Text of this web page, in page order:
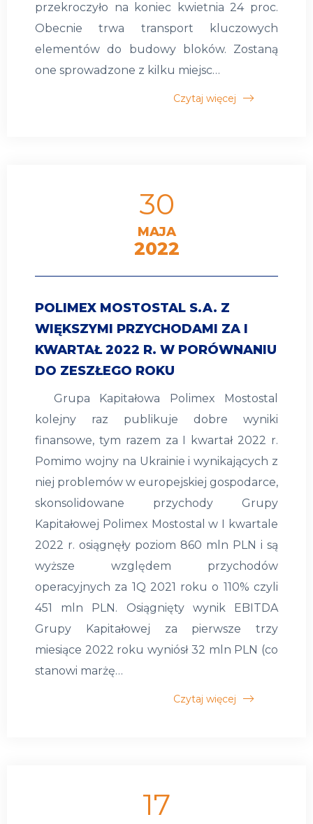
przekroczyło na koniec kwietnia 24 proc.
Obecnie trwa transport kluczowych
elementów do budowy bloków. Zostaną
one sprowadzone z kilku miejsc…
Czytaj więcej
30
MAJA
2022
POLIMEX MOSTOSTAL S.A. Z
WIĘKSZYMI PRZYCHODAMI ZA I
KWARTAŁ 2022 R. W PORÓWNANIU
DO ZESZŁEGO ROKU
Grupa Kapitałowa Polimex Mostostal
kolejny raz publikuje dobre wyniki
finansowe, tym razem za I kwartał 2022 r.
Pomimo wojny na Ukrainie i wynikających z
niej problemów w europejskiej gospodarce,
skonsolidowane przychody Grupy
Kapitałowej Polimex Mostostal w I kwartale
2022 r. osiągnęły poziom 860 mln PLN i są
wyższe względem przychodów
operacyjnych za 1Q 2021 roku o 110% czyli
451 mln PLN. Osiągnięty wynik EBITDA
Grupy Kapitałowej za pierwsze trzy
miesiące 2022 roku wyniósł 32 mln PLN (co
stanowi marżę…
Czytaj więcej
17